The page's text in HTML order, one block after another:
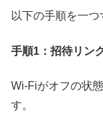
以下の手順を一つ
手順1：招待リン
Wi-Fiがオフの状
す。